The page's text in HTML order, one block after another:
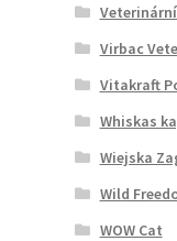
Virbac
Vitakraft
Whiskas
Wiejska
Wild
WOW Cat